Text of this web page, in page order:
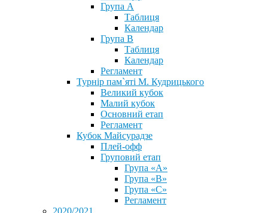
Група А
Таблиця
Календар
Група В
Таблиця
Календар
Регламент
Турнір пам`яті М. Кудрицького
Великий кубок
Малий кубок
Основний етап
Регламент
Кубок Майсурадзе
Плей-офф
Груповий етап
Група «А»
Група «B»
Група «C»
Регламент
2020/2021